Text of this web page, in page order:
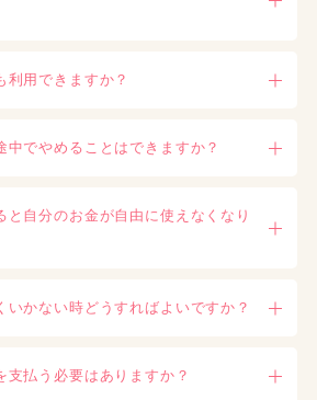
利用できますか？
中でやめることはできますか？
と自分のお金が自由に使えなくなり
いかない時どうすればよいですか？
支払う必要はありますか？